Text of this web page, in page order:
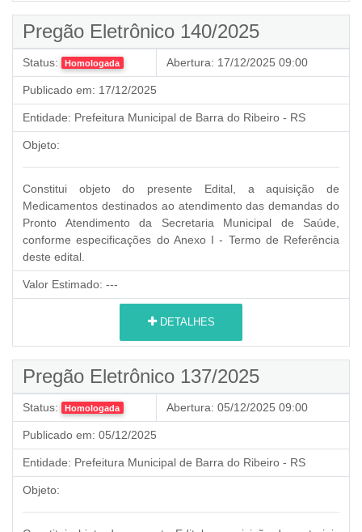
Pregão Eletrônico 140/2025
Status: Homologada Abertura: 17/12/2025 09:00
Publicado em: 17/12/2025
Entidade: Prefeitura Municipal de Barra do Ribeiro - RS
Objeto:
Constitui objeto do presente Edital, a aquisição de
Medicamentos destinados ao atendimento das demandas do
Pronto Atendimento da Secretaria Municipal de Saúde,
conforme especificações do Anexo I - Termo de Referência
deste edital.
Valor Estimado: ---
DETALHES
Pregão Eletrônico 137/2025
Status: Homologada Abertura: 05/12/2025 09:00
Publicado em: 05/12/2025
Entidade: Prefeitura Municipal de Barra do Ribeiro - RS
Objeto: